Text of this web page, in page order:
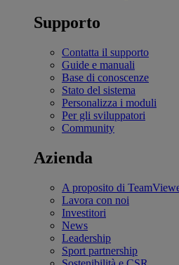
Supporto
Contatta il supporto
Guide e manuali
Base di conoscenze
Stato del sistema
Personalizza i moduli
Per gli sviluppatori
Community
Azienda
A proposito di
Lavora con noi
Investitori
News
Leadership
Sport partnership